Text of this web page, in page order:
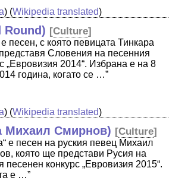
) (Wikipedia translated)
Round) [Culture]
е песен, с която певицата Тинкара
Словения на песенния
„Евровизия 2014“. Избрана е на 8
година, когато се …”
) (Wikipedia translated)
Михаил Смирнов) [Culture]
е песен на руския певец Михаил
която ще представи Русия на
песенен конкурс „Евровизия 2015“.
е …”